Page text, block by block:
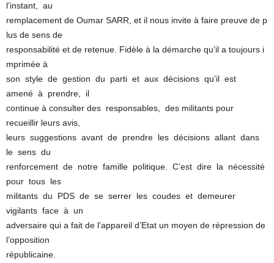
l’instant, au
remplacement de Oumar SARR, et il nous invite à faire preuve de p
lus de sens de
responsabilité et de retenue. Fidèle à la démarche qu’il a toujours i
mprimée à
son style de gestion du parti et aux décisions qu’il est
amené à prendre, il
continue à consulter des responsables, des militants pour
recueillir leurs avis,
leurs suggestions avant de prendre les décisions allant dans
le sens du
renforcement de notre famille politique. C’est dire la nécessité
pour tous les
militants du PDS de se serrer les coudes et demeurer
vigilants face à un
adversaire qui a fait de l’appareil d’Etat un moyen de répression de
l’opposition
républicaine.